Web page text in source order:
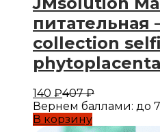
питательная
collection
140 ₽407₽
Вернем баллами: до
В корзину